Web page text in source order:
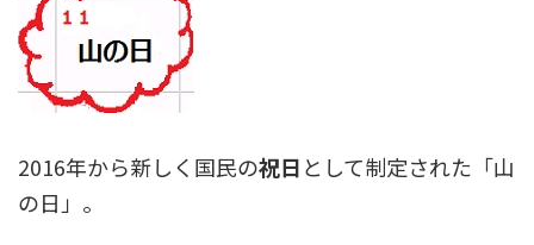
2016年から新しく 国民の祝日として制定された 「山
の日 」 。